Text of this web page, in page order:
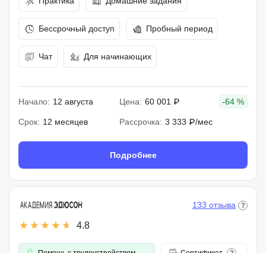
Бессрочный доступ Пробный период
Чат Для начинающих
Начало: 12 августа Цена: 60 001 ₽ -64 %
Срок: 12 месяцев Рассрочка: 3 333 ₽/мес
Подробнее
4.8
133 отзыва